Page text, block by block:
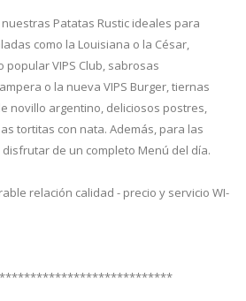
Patatas Rustic ideales para
como la Louisiana o la César,
VIPS Club, sabrosas
o la nueva VIPS Burger, tiernas
novillo argentino, deliciosos postres,
tortitas con nata. Además, para las
de un completo Menú del día.
relación calidad - precio y servicio WI-